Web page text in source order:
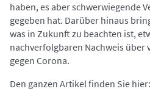
haben, es aber schwerwiegende
gegeben hat. Darüber hinaus
was in Zukunft zu beachten ist,
nachverfolgbaren Nachweis
gegen Corona.
Den ganzen Artikel finden Sie hier: